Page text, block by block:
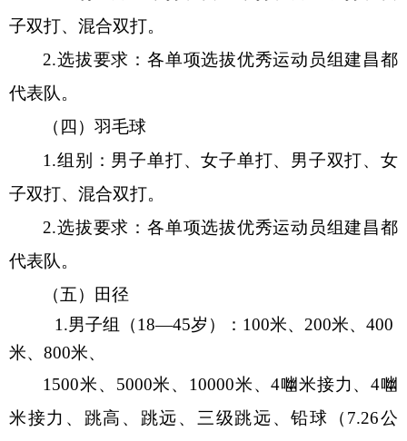
子双打、混合双打。
2.选拔要求：各单项选拔优秀运动员组建昌都
代表队 。
（四）羽毛球
1.组别：男子单打、女子单打、男子双打、女
子双打、混合双打。
2.选拔要求：各单项选拔优秀运动员组建昌都
代表队。
（五）田径
1 .男子组（18—45岁）：100米、200米、400
米、800米、
1500米、5000米、10000米、4㗀米接力、4㗀
米接力、跳高、跳远、三级跳远、铅球（7.26公